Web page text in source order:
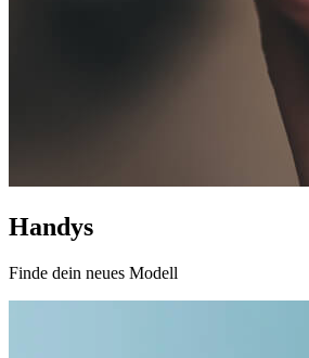
Handys
Finde dein neues Modell